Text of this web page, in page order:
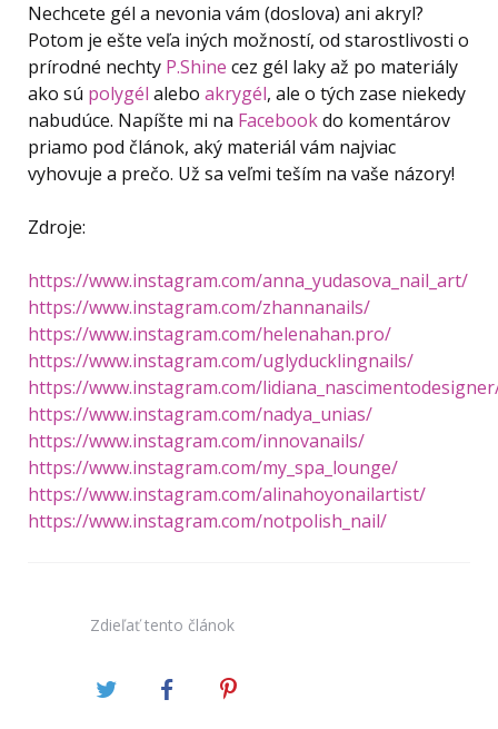
Nechcete gél a nevonia vám (doslova) ani akryl?
Potom je ešte veľa iných možností, od starostlivosti o
prírodné nechty P.Shine cez gél laky až po materiály
ako sú polygél alebo akrygél, ale o tých zase niekedy
nabudúce. Napíšte mi na Facebookdo komentárov
priamo pod článok, aký materiál vám najviac
vyhovuje a prečo. Už sa veľmi teším na vaše názory!
Zdroje:
https://www.instagram.com/anna_yudasova_nail_art/
https://www.instagram.com/zhannanails/
https://www.instagram.com/helenahan.pro/
https://www.instagram.com/uglyducklingnails/
https://www.instagram.com/
https://www.instagram.com/nadya_unias/
https://www.instagram.com/innovanails/
https://www.instagram.com/my_spa_lounge/
https://www.instagram.com/alinahoyonailartist/
https://www.instagram.com/notpolish_nail/
Zdieľať tento článok